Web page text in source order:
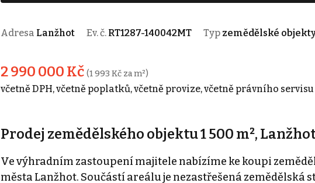
Adresa Lanžhot Ev. č. RT1287-140042MT Typ zemědělské
2 990 000 Kč (1 993 Kč za m²)
včetně DPH, včetně poplatků, včetně provize, včetně právního servisu
Prodej zemědělského objektu 1 500 m²,
Ve výhradním zastoupení majitele nabízíme ke koupi
města Lanžhot. Součástí areálu je nezastřešená zemědělská